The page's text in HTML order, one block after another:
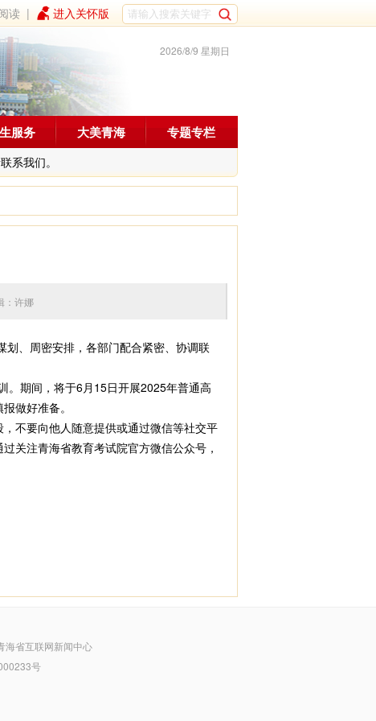
读 | 进入关怀版
2026/8/9 星期日
系我们。
服务 大美青海 专题专栏
辑：许娜
、周密安排，各部门配合紧密、协调联
期间，将于6月15日开展2025年普通高
做好准备。
不要向他人随意提供或通过微信等社交平
关注青海省教育考试院官方微信公众号，
海省互联网新闻中心
号